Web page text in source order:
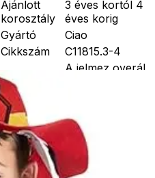
Ajánlott
korosztály
3 éves kortól 4
éves korig
Gyártó
Ciao
Cikkszám
C11815.3-4
Csomag
tartalma
A jelmez overál,
Rövid leírás
Mancs őrjárat -
Marshall jelmez
4 év
Jó minőségű